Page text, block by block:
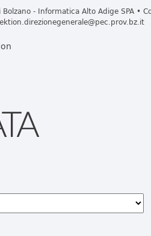
- Informatica Alto Adige SPA •